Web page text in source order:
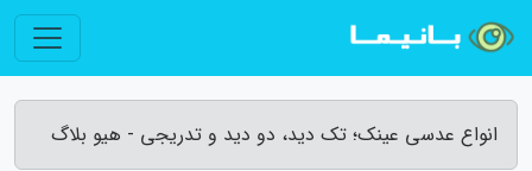
انواع عدسی عینک؛ تک دید، دو دید و تدریجی - هیو بلاگ